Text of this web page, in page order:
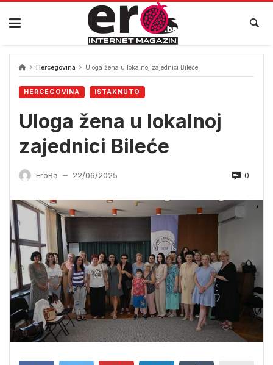
Skip
content
Hercegovina Uloga žena u lokalnoj zajednici Bileće
HERCEGOVINA ISTAKNUTO
Uloga žena u lokalnoj
zajednici Bileće
EroBa — 22/06/2025 0